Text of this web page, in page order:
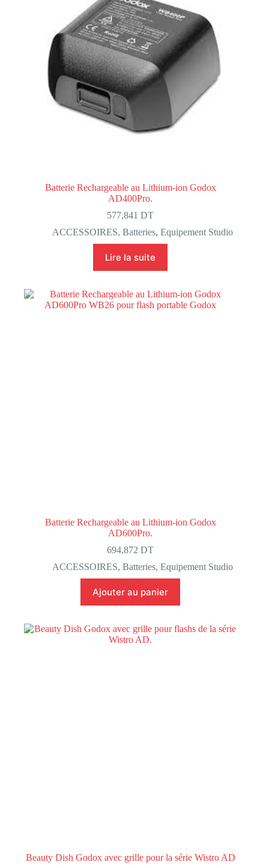
Batterie Rechargeable au Lithium-ion Godox
AD400Pro.
577,841DT
ACCESSOIRES, Batteries, Equipement Studio
Lire la suite
Batterie Rechargeable au Lithium-ion Godox
AD600Pro.
694,872DT
ACCESSOIRES, Batteries, Equipement Studio
Ajouter au panier
Beauty Dish Godox avec grille pour la série Wistro AD